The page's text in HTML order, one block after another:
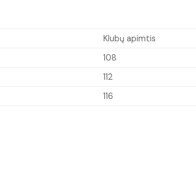
Klubų apimtis
108
112
116